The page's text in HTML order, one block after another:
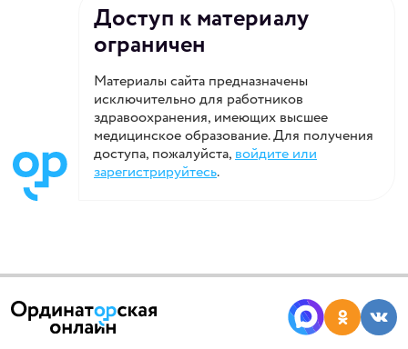
Доступ к материалу
ограничен
Материалы сайта предназначены
исключительно для работников
здравоохранения, имеющих высшее
медицинское образование. Для получения
доступа, пожалуйста,войдите или
зарегистрируйтесь.